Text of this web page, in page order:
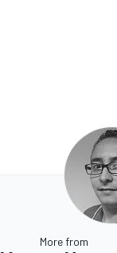
More from